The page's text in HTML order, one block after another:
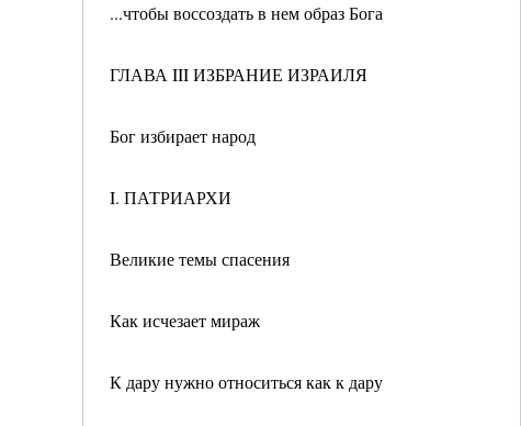
...чтобы воссоздать в нем образ Бога
ГЛАВА III ИЗБРАНИЕ ИЗРАИЛЯ
Бог избирает народ
I. ПАТРИАРХИ
Великие темы спасения
Как исчезает мираж
К дару нужно относиться как к дару